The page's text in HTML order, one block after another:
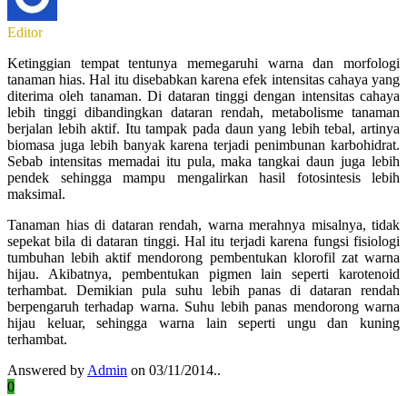
Editor
Ketinggian tempat tentunya memegaruhi warna dan morfologi
tanaman hias. Hal itu disebabkan karena efek intensitas cahaya yang
diterima oleh tanaman. Di dataran tinggi dengan intensitas cahaya
lebih tinggi dibandingkan dataran rendah, metabolisme tanaman
berjalan lebih aktif. Itu tampak pada daun yang lebih tebal, artinya
biomasa juga lebih banyak karena terjadi penimbunan karbohidrat.
Sebab intensitas memadai itu pula, maka tangkai daun juga lebih
pendek sehingga mampu mengalirkan hasil fotosintesis lebih
maksimal.
Tanaman hias di dataran rendah, warna merahnya misalnya, tidak
sepekat bila di dataran tinggi. Hal itu terjadi karena fungsi fisiologi
tumbuhan lebih aktif mendorong pembentukan klorofil zat warna
hijau. Akibatnya, pembentukan pigmen lain seperti karotenoid
terhambat. Demikian pula suhu lebih panas di dataran rendah
berpengaruh terhadap warna. Suhu lebih panas mendorong warna
hijau keluar, sehingga warna lain seperti ungu dan kuning
terhambat.
Answered by Admin on 03/11/2014..
0